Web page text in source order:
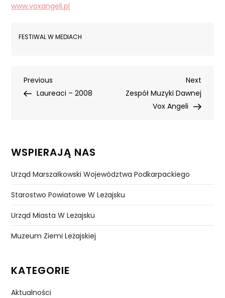
www.voxangeli.pl
FESTIWAL W MEDIACH
Nawigacja
Previous
Post
Previous
Laureaci – 2008
Next
Post
Next
Zespół Muzyki Dawnej
Vox Angeli
WSPIERAJĄ NAS
Urząd Marszałkowski Województwa Podkarpackiego
Starostwo Powiatowe W Leżajsku
Urząd Miasta W Leżajsku
Muzeum Ziemi Leżajskiej
KATEGORIE
Aktualności